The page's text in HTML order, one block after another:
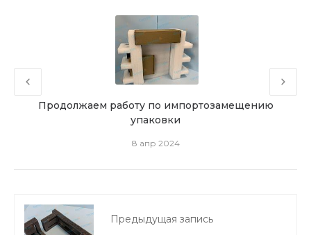
Продолжаем работу по импортозамещению
упаковки
8 апр 2024
Предыдущая запись